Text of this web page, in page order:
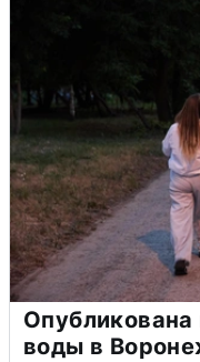
Опубликована
воды в